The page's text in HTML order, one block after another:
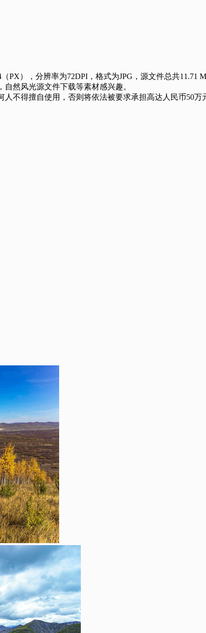
PX），分辨率为72DPI，格式为JPG，源文件总共11.71
然风光源文件下载等素材感兴趣。
不得擅自使用，否则将依法被要求承担高达人民币50万